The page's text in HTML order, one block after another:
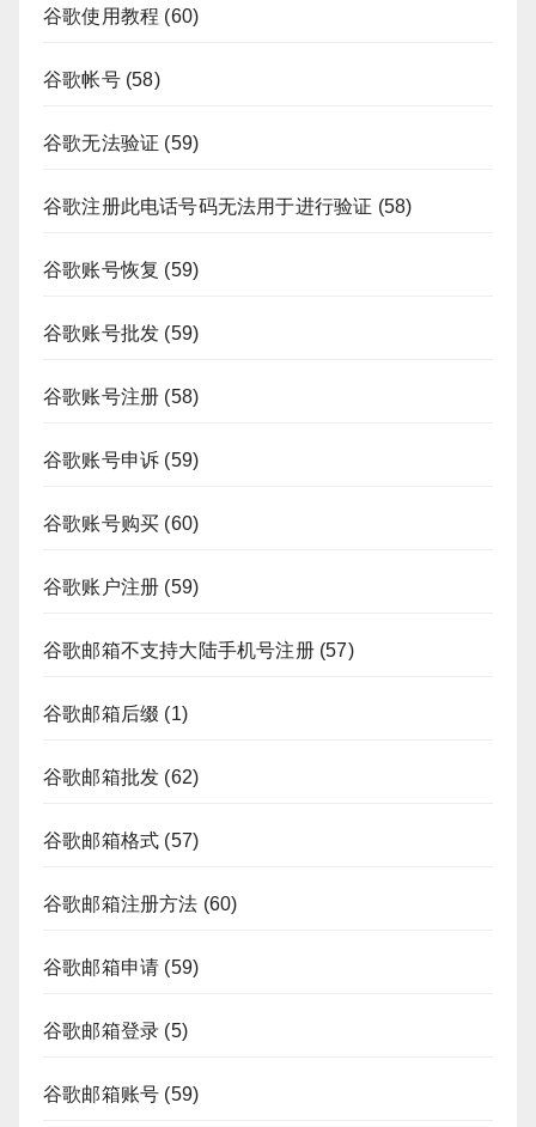
谷歌使用教程 (60)
谷歌帐号(58)
谷歌无法验证 (59)
谷歌注册此电话号码无法用于进行验证 (58)
谷歌账号恢复 (59)
谷歌账号批发 (59)
谷歌账号注册 (58)
谷歌账号申诉 (59)
谷歌账号购买 (60)
谷歌账户注册 (59)
谷歌邮箱不支持大陆手机号注册(57)
谷歌邮箱后缀 (1)
谷歌邮箱批发 (62)
谷歌邮箱格式 (57)
谷歌邮箱注册方法 (60)
谷歌邮箱申请 (59)
谷歌邮箱登录 (5)
谷歌邮箱账号 (59)